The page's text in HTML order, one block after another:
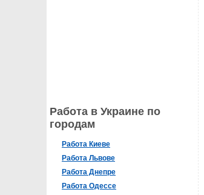
Работа в Украине по
городам
Работа Киеве
Работа Львове
Работа Днепре
Работа Одессе